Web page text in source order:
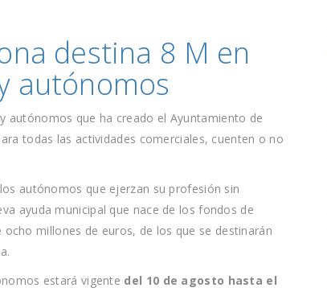
destina 8 M en
autónomos
autónomos que ha creado el Ayuntamiento de
todas las actividades comerciales, cuenten o no
autónomos que ejerzan su profesión sin
ayuda municipal que nace de los fondos de
millones de euros, de los que se destinarán
estará vigente del 10 de agosto hasta el